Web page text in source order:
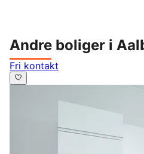
Andre boliger i
Fri kontakt